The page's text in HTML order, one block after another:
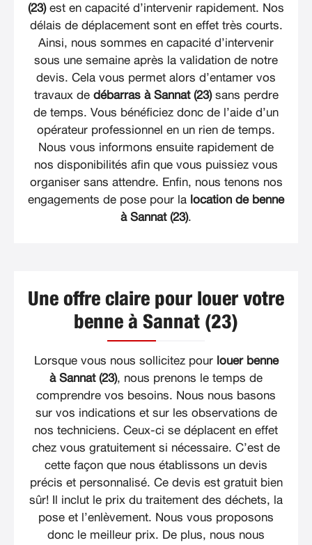
(23)est en capacité d’intervenir rapidement. Nos
délais de déplacement sont en effet très courts.
Ainsi, nous sommes en capacité d’intervenir
sous une semaine après la validation de notre
devis. Cela vous permet alors d’entamer vos
travaux de débarras à Sannat (23)sans perdre
de temps. Vous bénéficiez donc de l’aide d’un
opérateur professionnel en un rien de temps.
Nous vous informons ensuite rapidement de
nos disponibilités afin que vous puissiez vous
organiser sans attendre. Enfin, nous tenons nos
engagements de pose pour la location de benne
à Sannat (23).
Une offre claire pour louer votre
benne à Sannat (23)
Lorsque vous nous sollicitez pour louer benne
à Sannat (23), nous prenons le temps de
comprendre vos besoins. Nous nous basons
sur vos indications et sur les observations de
nos techniciens. Ceux-ci se déplacent en effet
chez vous gratuitement si nécessaire. C’est de
cette façon que nous établissons un devis
précis et personnalisé. Ce devis est gratuit bien
sûr! Il inclut le prix du traitement des déchets, la
pose et l’enlèvement. Nous vous proposons
donc le meilleur prix. De plus, nous nous